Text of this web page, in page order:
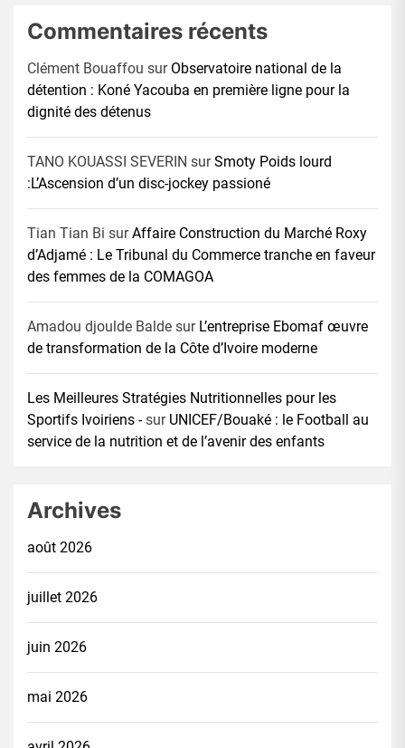
Commentaires récents
Clément Bouaffou sur Observatoire national de la
détention : Koné Yacouba en première ligne pour la
dignité des détenus
TANO KOUASSI SEVERIN surSmoty Poids lourd
:L’Ascension d’un disc-jockey passioné
Tian Tian Bi surAffaire Construction du Marché Roxy
d’Adjamé : Le Tribunal du Commerce tranche en faveur
des femmes de la COMAGOA
Amadou djoulde Balde sur L’entreprise Ebomaf œuvre
de transformation de la Côte d’Ivoire moderne
Les Meilleures Stratégies Nutritionnelles pour les
Sportifs Ivoiriens -sur UNICEF/Bouaké : le Football au
service de la nutrition et de l’avenir des enfants
Archives
août 2026
juillet 2026
juin 2026
mai 2026